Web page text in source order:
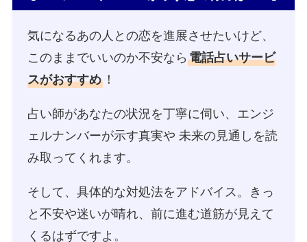
気になるあの人との恋を進展させたいけど、
このままでいいのか不安なら電話占いサービ
スがおすすめ ！
占い師があなたの状況を丁寧に伺い、エンジ
ェルナンバーが示す真実や 未来の見通しを読
み取ってくれます。
そして、具体的な対処法をアドバイス。きっ
と不安や迷いが晴れ、前に進む道筋が見えて
くるはずですよ。